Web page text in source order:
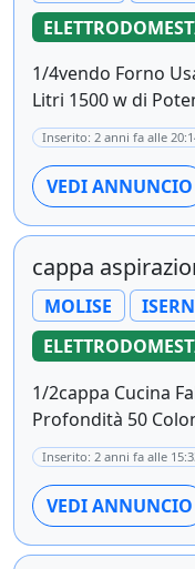
1/4vendo Forno
Litri 1500 w di
Inserito: 2 anni fa alle
VEDI ANNUNCIO
cappa
MOLISE
1/2cappa Cucina
Profondità 50
Inserito: 2 anni fa alle
VEDI ANNUNCIO